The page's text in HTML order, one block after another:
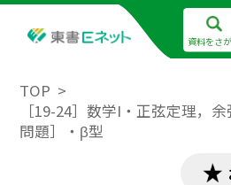
資料をさ
TOP
［19-24］数学I・正弦定理，
問題］・β型